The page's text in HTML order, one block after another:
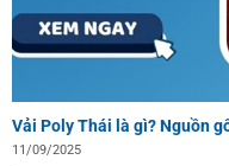
Vải Poly Thái là gì? Nguồn
11/09/2025